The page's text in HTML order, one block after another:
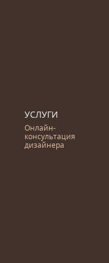
УСЛУГИ
Онлайн-
консультация
дизайнера